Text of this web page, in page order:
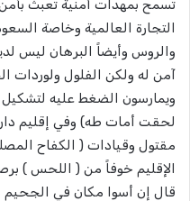
تسمح بمهدات أمنية تعبث
التجارة العالمية وخاصة
والروس وأيضاً البرهان ليس
آمن له ولكن الفلول ولوردات
ويمارسون الضغط عليه لتشكيل
لحقت أمات طه) وفي إقليم
مقتول وقيادات ( الكفاح
الإقليم خوفاً من ( اللحس )
قال إن أسوا مكان في